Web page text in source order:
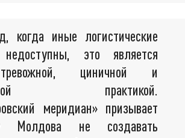
когда иные логистические
это является
циничной и
практикой.
меридиан» призывает
Молдова не создавать